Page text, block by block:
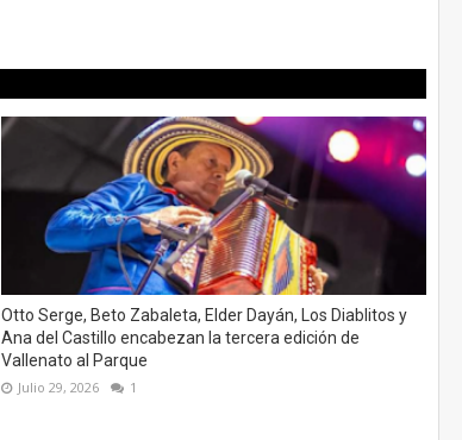
Otto Serge, Beto Zabaleta, Elder Dayán, Los Diablitos y
Ana del Castillo encabezan la tercera edición de
Vallenato al Parque
Julio 29, 2026 1